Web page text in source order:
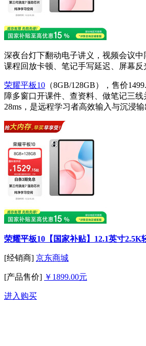
深夜台灯下翻动电子讲义，视频会议
课程回放卡顿、笔记手写延迟、屏幕
荣耀平板10 （8GB/128GB），售价
障多窗口开课件、查资料、做笔记三
28ms，是远程学习者高效输入与沉浸输
荣耀平板10【国家补贴】12.1英寸
[经销商] 京东商城
[产品售价] ￥1899.00元
进入购买